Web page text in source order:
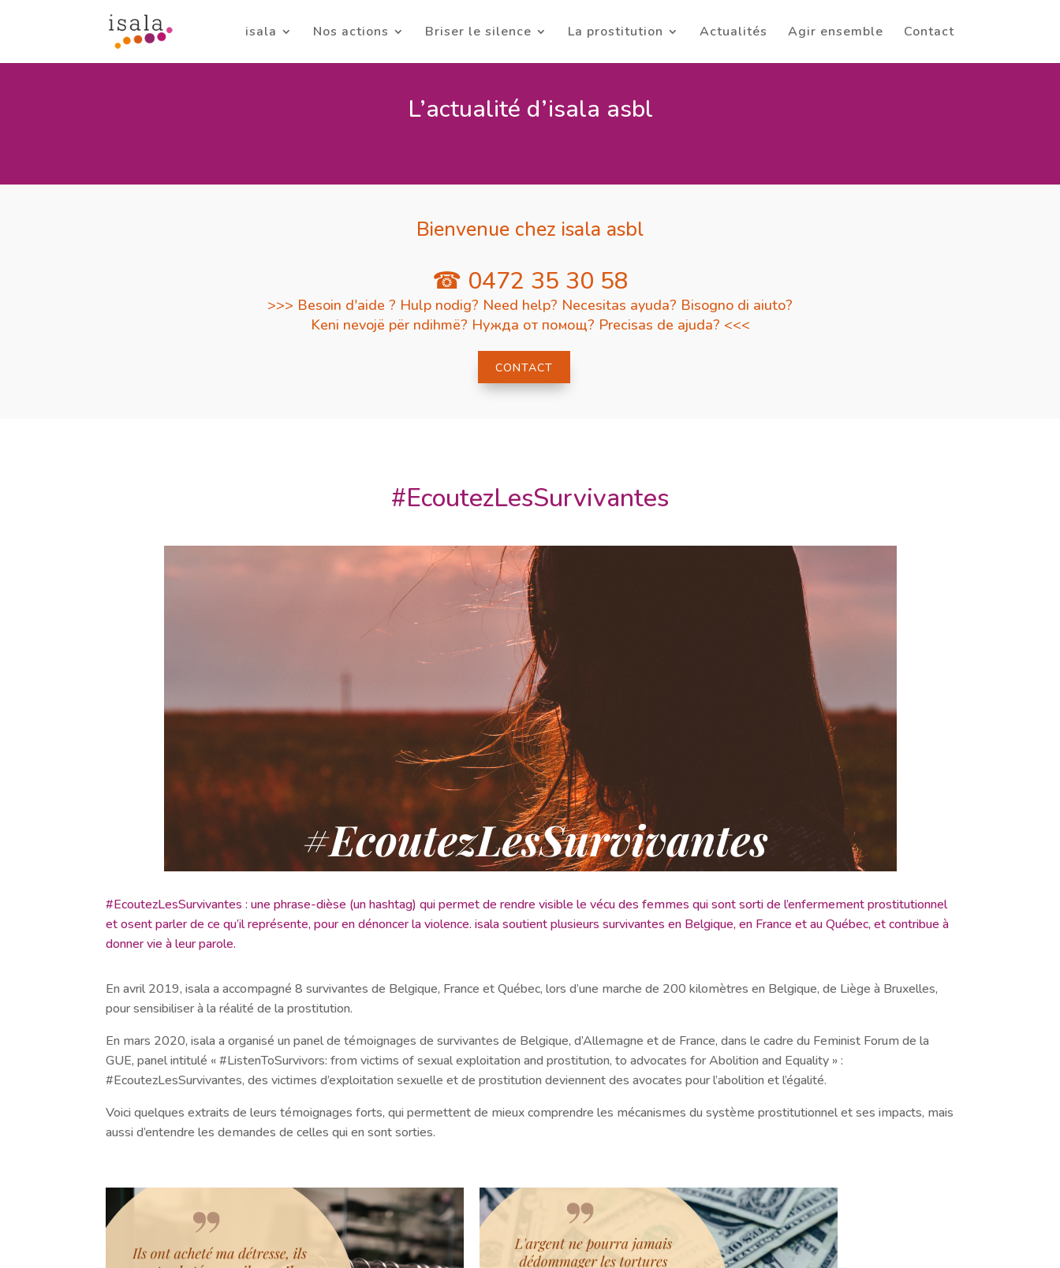
isala Nos actions Briser le silence La prostitution Actualités Agir ensemble Contact
L’actualité d’isala asbl
Bienvenue chez isala asbl
☎ 0472 35 30 58
>>> Besoin d'aide ? Hulp nodig? Need help? Necesitas ayuda? Bisogno di aiuto?
Keni nevojë për ndihmë? Нужда от помощ? Precisas de ajuda? <<<
CONTACT
#EcoutezLesSurvivantes
#EcoutezLesSurvivantes : une phrase-dièse (un hashtag) qui permet de rendre visible le vécu des femmes qui sont sorti de l’enfermement prostitutionnel
et osent parler de ce qu’il représente, pour en dénoncer la violence. isala soutient plusieurs survivantes en Belgique, en France et au Québec, et contribue à
donner vie à leur parole.
En avril 2019, isala a accompagné 8 survivantes de Belgique, France et Québec, lors d’une marche de 200 kilomètres en Belgique, de Liège à Bruxelles,
pour sensibiliser à la réalité de la prostitution.
En mars 2020, isala a organisé un panel de témoignages de survivantes de Belgique, d’Allemagne et de France, dans le cadre du Feminist Forum de la
GUE, panel intitulé « #ListenToSurvivors: from victims of sexual exploitation and prostitution, to advocates for Abolition and Equality » :
#EcoutezLesSurvivantes, des victimes d’exploitation sexuelle et de prostitution deviennent des avocates pour l’abolition et l’égalité.
Voici quelques extraits de leurs témoignages forts, qui permettent de mieux comprendre les mécanismes du système prostitutionnel et ses impacts, mais
aussi d’entendre les demandes de celles qui en sont sorties.